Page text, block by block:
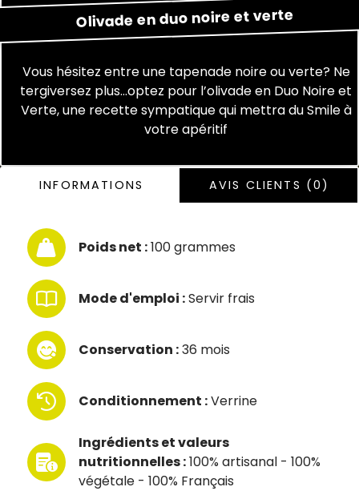
Olivade en duonoire et verte
Vous hésitez entre une tapenade noire ou verte? Ne
tergiversez plus…optez pour l’olivade en Duo Noire et
Verte, une recette sympatique qui mettra du Smile à
votre apéritif
INFORMATIONS AVIS CLIENTS (0)
Poids net :100 grammes
Mode d'emploi :Servir frais
Conservation :36 mois
Conditionnement :Verrine
Ingrédients et valeurs
nutritionnelles :100% artisanal - 100%
végétale - 100% Français